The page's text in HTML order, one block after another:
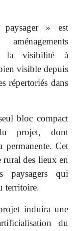
» est
la visibilité à
visible depuis
répertoriés dans
bloc compact
projet, dont
permanente. Cet
rural des lieux en
paysagers qui
territoire.
induira une
du